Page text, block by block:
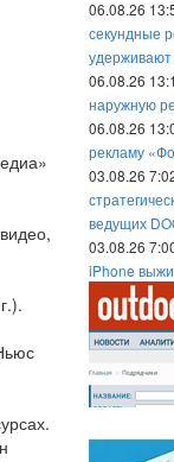
06.08.26
секундные
06.08.26
наружную
06.08.26
рекламу
03.08.26
ведущих
03.08.26
iPhone